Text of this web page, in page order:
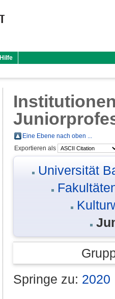
Hilfe
Eine Ebene nach oben ...
Exportieren als
Universität
Springe zu: 2020